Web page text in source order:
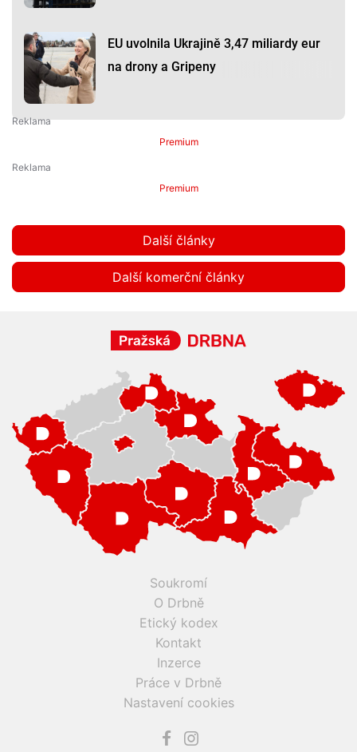
EU uvolnila Ukrajině 3,47 miliardy eur
na drony a Gripeny
Premium
Premium
Další články
Další komerční články
Soukromí
O Drbně
Etický kodex
Kontakt
Inzerce
Práce v Drbně
Nastavení cookies